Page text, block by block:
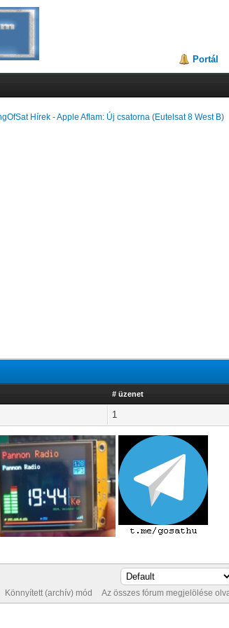
Portál
Hírek - Apple Aflam: Új csatorna (Eutelsat 8 West B)
# üzenet
1
Könnyített (archív) mód Az összes fórum megjelölése